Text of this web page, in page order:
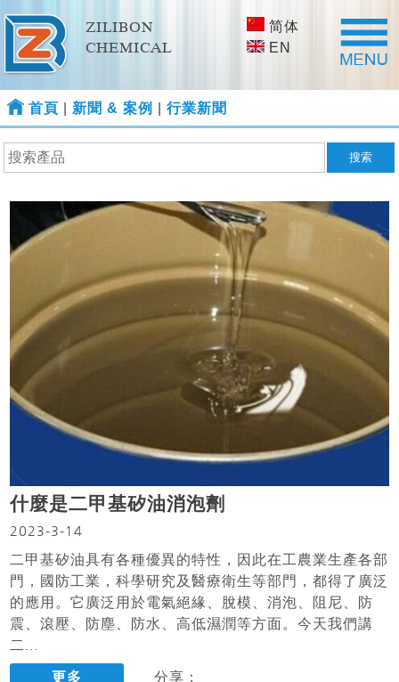
ZILIBON
CHEMICAL
简体
EN
首頁 新聞 & 案例 |行業新聞
什麼是二甲基矽油消泡劑
2023-3-14
二甲基矽油具有各種優異的特性，因此在工農業生產各部
門，國防工業，科學研究及醫療衛生等部門，都得了廣泛
的應用。它廣泛用於電氣絕緣、脫模、消泡、阻尼、防
震、滾壓、防塵、防水、高低濕潤等方面。今天我們講
二...
更多
分享：